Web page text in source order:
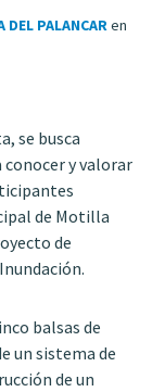
DEL PALANCARen
se busca
y valorar
de Motilla
de
balsas de
un sistema de
de un